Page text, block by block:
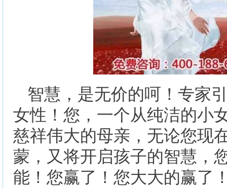
智慧，是无价的呵！专家
女性！您，一个从纯洁的小
慈祥伟大的母亲，无论您现
蒙，又将开启孩子的智慧，
能！您赢了！您大大的赢了